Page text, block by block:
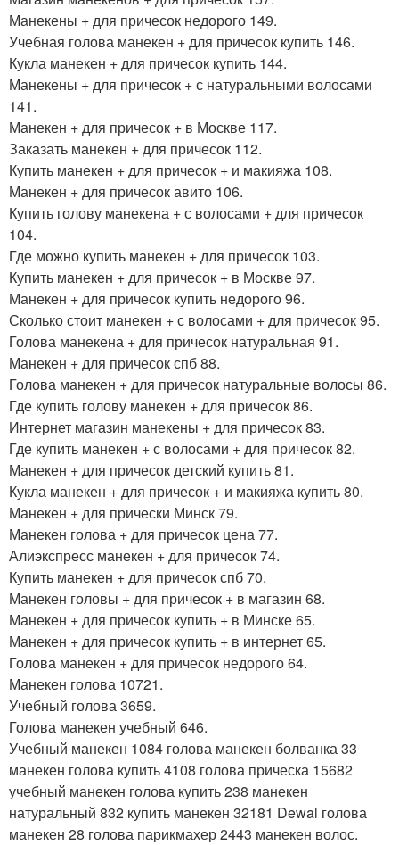
Манекены + для причесок недорого 149.
Учебная голова манекен + для причесок купить 146.
Кукла манекен + для причесок купить 144.
Манекены + для причесок + с натуральными волосами
141.
Манекен + для причесок + в Москве 117.
Заказать манекен + для причесок 112.
Купить манекен + для причесок + и макияжа 108.
Манекен + для причесок авито 106.
Купить голову манекена + с волосами + для причесок
104.
Где можно купить манекен + для причесок 103.
Купить манекен + для причесок + в Москве 97.
Манекен + для причесок купить недорого 96.
Сколько стоит манекен + с волосами + для причесок 95.
Голова манекена + для причесок натуральная 91.
Манекен + для причесок спб 88.
Голова манекен + для причесок натуральные волосы 86.
Где купить голову манекен + для причесок 86.
Интернет магазин манекены + для причесок 83.
Где купить манекен + с волосами + для причесок 82.
Манекен + для причесок детский купить 81.
Кукла манекен + для причесок + и макияжа купить 80.
Манекен + для прически Минск 79.
Манекен голова + для причесок цена 77.
Алиэкспресс манекен + для причесок 74.
Купить манекен + для причесок спб 70.
Манекен головы + для причесок + в магазин 68.
Манекен + для причесок купить + в Минске 65.
Манекен + для причесок купить + в интернет 65.
Голова манекен + для причесок недорого 64.
Манекен голова 10721.
Учебный голова 3659.
Голова манекен учебный 646.
Учебный манекен 1084 голова манекен болванка 33
манекен голова купить 4108 голова прическа 15682
учебный манекен голова купить 238 манекен
натуральный 832 купить манекен 32181 Dewal голова
манекен 28 голова парикмахер 2443 манекен волос.